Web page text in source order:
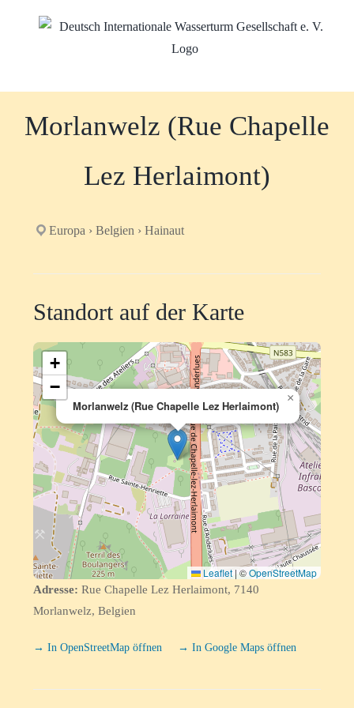
Morlanwelz (Rue Chapelle
Lez Herlaimont)
Europa › Belgien › Hainaut
Standort auf der Karte
Morlanwelz (Rue Chapelle Lez Herlaimont)
×
+
−
Leaflet | ©OpenStreetMap
Adresse: Rue Chapelle Lez Herlaimont, 7140
Morlanwelz, Belgien
→ In OpenStreetMap öffnen → In Google Maps öffnen